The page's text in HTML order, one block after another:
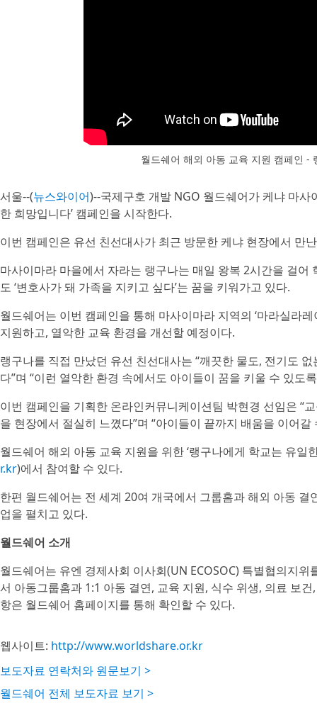
월드쉐어 해외 아동 교육 지원 캠페인 -
서울--(뉴스와이어)--국제구호 개발 NGO 월드쉐어가 케냐 마사
한 희망입니다’ 캠페인을 시작한다.
이번 캠페인은 유선 친선대사가 최근 방문한 케냐 현장에서 만
마사이마라 마을에서 자라는 랭구나는 매일 왕복 2시간을 걸
도 ‘변호사가 돼 가족을 지키고 싶다’는 꿈을 키워가고 있다.
월드쉐어는 이번 캠페인을 통해 마사이마라 지역의 ‘마라실라
지원하고, 열악한 교육 환경을 개선할 예정이다.
랭구나를 직접 만났던 유선 친선대사는 “깨끗한 물도, 전기도
다”며 “이런 열악한 환경 속에서도 아이들이 꿈을 키울 수 있도
이번 캠페인을 기획한 온라인커뮤니케이션팀 박현경 선임은 “
을 현장에서 절실히 느꼈다”며 “아이들이 끝까지 배움을 이어
월드쉐어 해외 아동 교육 지원을 위한 ‘랭구나에게 학교는 유일
r.kr)에서 참여할 수 있다.
한편 월드쉐어는 전 세계 20여 개국에서 그룹홈과 해외 아동
업을 펼치고 있다.
월드쉐어 소개
월드쉐어는 유엔 경제사회 이사회(UN ECOSOC) 특별협의지
서 아동그룹홈과 1:1 아동 결연, 교육 지원, 식수 위생, 의료 보
항은 월드쉐어 홈페이지를 통해 확인할 수 있다.
웹사이트: http://www.worldshare.or.kr
보도자료 연락처와 원문보기 >
월드쉐어 전체 보도자료 보기 >